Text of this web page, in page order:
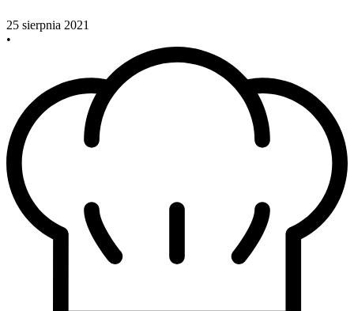
25 sierpnia 2021
•